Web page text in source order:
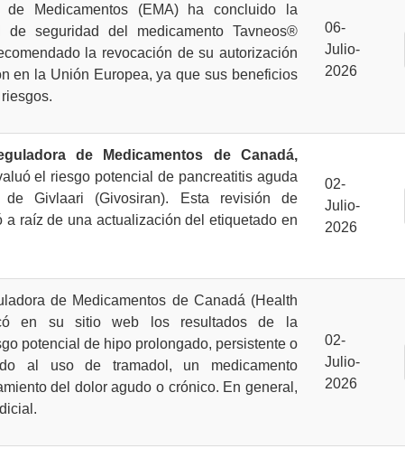
de Medicamentos (EMA) ha concluido la
de seguridad del medicamento Tavneos®
la revocación de su autorización
en la Unión Europea, ya que sus beneficios
06-
Julio-
2026
de Medicamentos de Canadá,
el riesgo potencial de pancreatitis aguda
Givlaari (Givosiran). Esta revisión de
a raíz de una actualización del etiquetado en
02-
Julio-
2026
de Medicamentos de Canadá (Health
en su sitio web los resultados de la
potencial de hipo prolongado, persistente o
al uso de tramadol, un medicamento
del dolor agudo o crónico. En general,
02-
Julio-
2026